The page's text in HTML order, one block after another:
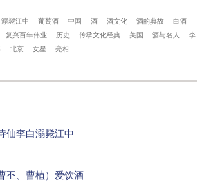
溺毙江中 葡萄酒 中国 酒 酒文化 酒的典故
白酒
复兴百年伟业 历史 传承文化经典 美国 酒与名人
李
北京 女星 亮相
李白溺毙江中
丕、曹植）爱饮酒